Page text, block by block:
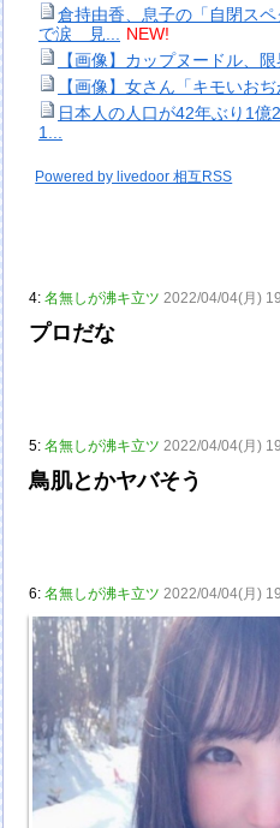
倉持由香、息子の「自閉ス
で涙 見... NEW!
【画像】カップヌードル、
【画像】女さん「キモいお
日本人の人口が42年ぶり1
1...
Powered by livedoor 相互RSS
4:名無しが沸キ立ツ 2022/04/04(月)
プロだな
5:名無しが沸キ立ツ 2022/04/04(月)
鳥肌とかヤバそう
6:名無しが沸キ立ツ 2022/04/04(月)